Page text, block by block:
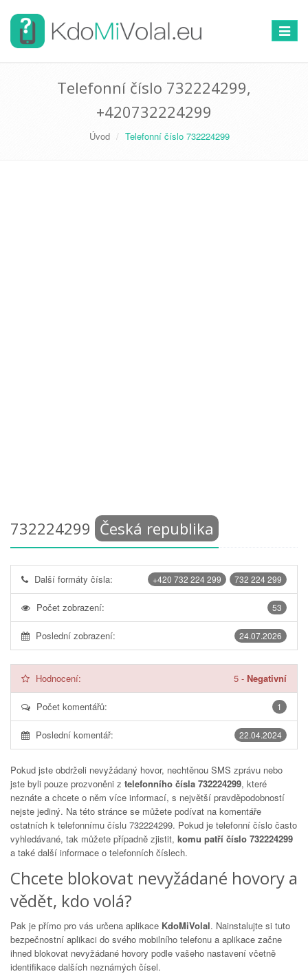
Telefonní číslo 732224299,
+420732224299
Úvod Telefonní číslo 732224299
732224299 Česká republika
732 224 299
+420 732 224 299
Další formáty čísla:
53
Počet zobrazení:
24.07.2026
Poslední zobrazení:
Hodnocení: 5 - Negativní
1
Počet komentářů:
22.04.2024
Poslední komentář:
Pokud jste obdrželi nevyžádaný hovor, nechtěnou SMS zprávu nebo
jste byli pouze prozvoněni z telefonního čísla 732224299, které
neznáte a chcete o něm více informací, s největší pravděpodobností
nejste jediný. Na této stránce se můžete podívat na komentáře
ostatních k telefonnímu číslu 732224299. Pokud je telefonní číslo často
vyhledávané, tak můžete případně zjistit, komu patří číslo 732224299
a také další informace o telefonních číslech.
Chcete blokovat nevyžádané hovory a
vědět, kdo volá?
Pak je přímo pro vás určena aplikace KdoMiVolal. Nainstalujte si tuto
bezpečnostní aplikaci do svého mobilního telefonu a aplikace začne
ihned blokovat nevyžádané hovory podle vašeho nastavení včetně
identifikace dalších neznámých čísel.